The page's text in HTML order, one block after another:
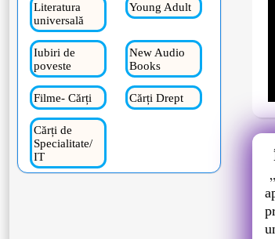
Literatura
universală
Young Adult
Iubiri de
poveste
New Audio
Books
Filme- Cărți Cărți Drept
Cărți de
Specialitate/
IT